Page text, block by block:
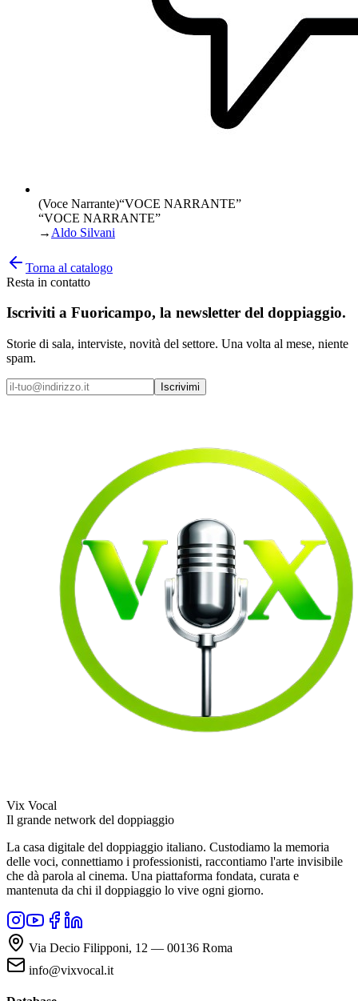
(Voce Narrante)“VOCE NARRANTE”
“VOCE NARRANTE”
→ Aldo Silvani
Torna al catalogo
Resta in contatto
Iscriviti a Fuoricampo, la newsletter del doppiaggio.
Storie di sala, interviste, novità del settore. Una volta al mese, niente
spam.
Iscrivimi
Vix Vocal
Il grande network del doppiaggio
La casa digitale del doppiaggio italiano. Custodiamo la memoria
delle voci, connettiamo i professionisti, raccontiamo l'arte invisibile
che dà parola al cinema. Una piattaforma fondata, curata e
mantenuta da chi il doppiaggio lo vive ogni giorno.
Via Decio Filipponi, 12 — 00136 Roma
info@vixvocal.it